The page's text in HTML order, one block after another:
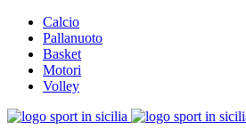
Calcio
Pallanuoto
Basket
Motori
Volley